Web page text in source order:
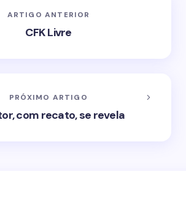
ARTIGO ANTERIOR
CFK Livre
PRÓXIMO ARTIGO
com recato, se revela